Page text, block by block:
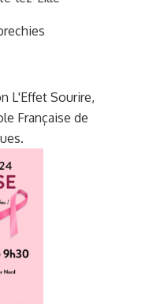
L'Effet Sourire,
Française de